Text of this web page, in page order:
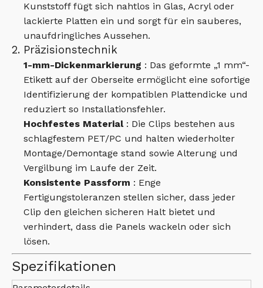
Kunststoff fügt sich nahtlos in Glas, Acryl oder
lackierte Platten ein und sorgt für ein sauberes,
unaufdringliches Aussehen.
2. Präzisionstechnik
1-mm-Dickenmarkierung : Das geformte „1 mm“-
Etikett auf der Oberseite ermöglicht eine sofortige
Identifizierung der kompatiblen Plattendicke und
reduziert so Installationsfehler.
Hochfestes Material : Die Clips bestehen aus
schlagfestem PET/PC und halten wiederholter
Montage/Demontage stand sowie Alterung und
Vergilbung im Laufe der Zeit.
Konsistente Passform : Enge
Fertigungstoleranzen stellen sicher, dass jeder
Clip den gleichen sicheren Halt bietet und
verhindert, dass die Panels wackeln oder sich
lösen.
Spezifikationen